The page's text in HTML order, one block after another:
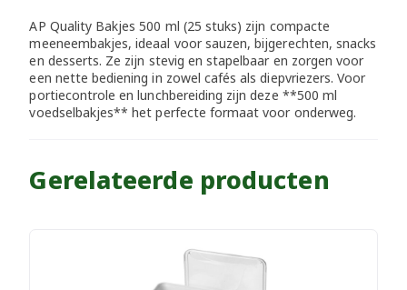
AP Quality Bakjes 500 ml (25 stuks) zijn compacte
meeneembakjes, ideaal voor sauzen, bijgerechten, snacks
en desserts. Ze zijn stevig en stapelbaar en zorgen voor
een nette bediening in zowel cafés als diepvriezers. Voor
portiecontrole en lunchbereiding zijn deze **500 ml
voedselbakjes** het perfecte formaat voor onderweg.
Gerelateerde producten